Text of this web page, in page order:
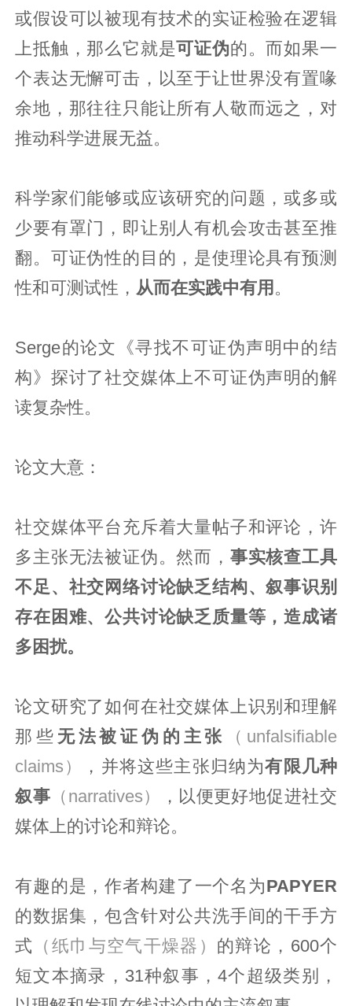
或假设可以被现有技术的实证检验在逻辑
上抵触，那么它就是可证伪的。而如果一
个表达无懈可击，以至于让世界没有置喙
余地，那往往只能让所有人敬而远之，对
推动科学进展无益。
科学家们能够或应该研究的问题，或多或
少要有罩门，即让别人有机会攻击甚至推
翻。可证伪性的目的，是使理论具有预测
性和可测试性， 从而在实践中有用 。
Serge的论文《寻找不可证伪声明中的结
构》探讨了社交媒体上不可证伪声明的解
读复杂性。
论文大意：
社交媒体平台充斥着大量帖子和评论，许
多主张无法被证伪。然而， 事实核查工具
不足、社交网络讨论缺乏结构、叙事识别
存在困难、公共讨论缺乏质量等，造成诸
多困扰。
论文研究了如何在社交媒体上识别和理解
那些 无法被证伪的主张
（unfalsifiable
claims）
，并将这些主张归纳为有限几种
叙事 （narratives）
，以便更好地促进社交
媒体上的讨论和辩论。
有趣的是，作者构建了一个名为PAPYER
的数据集，包含针对公共洗手间的干手方
式
（纸巾与空气干燥器） 的辩论，600个
短文本摘录，31种叙事，4个超级类别，